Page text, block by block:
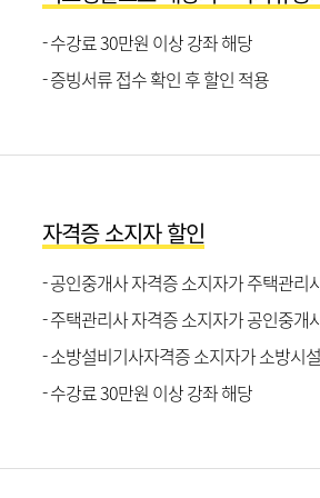
- 수강료 30만원 이상 강좌 해당
- 증빙서류 접수 확인 후 할인 적용
자격증 소지자 할인
- 공인중개사 자격증 소지자가 주택관리
- 주택관리사 자격증 소지자가 공인중개
- 소방설비기사자격증 소지자가 소방시
- 수강료 30만원 이상 강좌 해당